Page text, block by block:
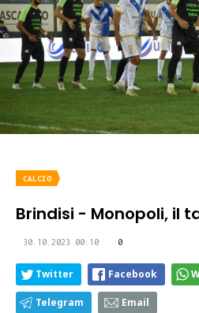
CALCIO
Brindisi - Monopoli, il
30.10.2023 00:10 0
Twitter Facebook
Telegram Email